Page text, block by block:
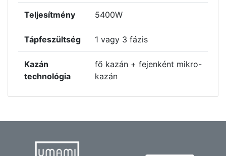
Teljesítmény 5400W
Tápfeszültség 1 vagy 3 fázis
Kazán
technológia
fő kazán + fejenként mikro-
kazán